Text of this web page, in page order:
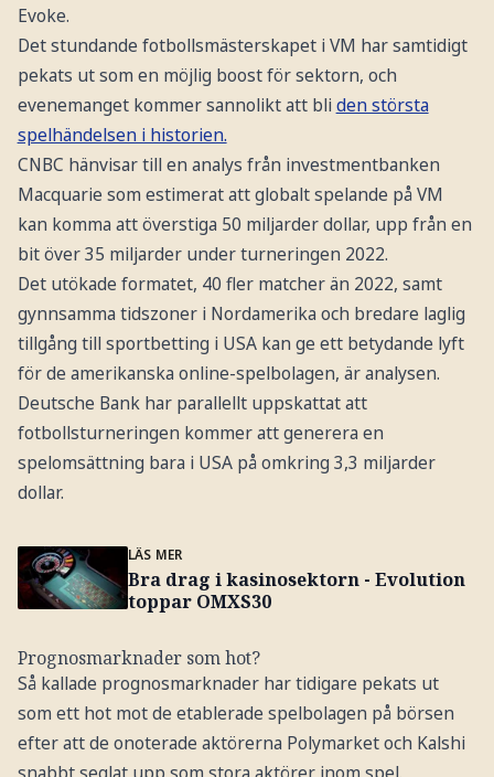
Evoke.
Det stundande fotbollsmästerskapet i VM har samtidigt
pekats ut som en möjlig boost för sektorn, och
evenemanget kommer sannolikt att bli den största
spelhändelsen i historien.
CNBC hänvisar till en analys från investmentbanken
Macquarie som estimerat att globalt spelande på VM
kan komma att överstiga 50 miljarder dollar, upp från en
bit över 35 miljarder under turneringen 2022.
Det utökade formatet, 40 fler matcher än 2022, samt
gynnsamma tidszoner i Nordamerika och bredare laglig
tillgång till sportbetting i USA kan ge ett betydande lyft
för de amerikanska online-spelbolagen, är analysen.
Deutsche Bank har parallellt uppskattat att
fotbollsturneringen kommer att generera en
spelomsättning bara i USA på omkring 3,3 miljarder
dollar.
LÄS MER
Bra drag i kasinosektorn - Evolution
toppar OMXS30
Prognosmarknader som hot?
Så kallade prognosmarknader har tidigare pekats ut
som ett hot mot de etablerade spelbolagen på börsen
efter att de onoterade aktörerna Polymarket och Kalshi